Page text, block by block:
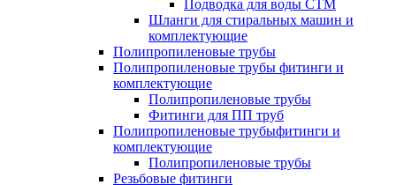
Подводка для воды СТМ
Шланги для стиральных машин и
комплектующие
Полипропиленовые трубы
Полипропиленовые трубы фитинги и
комплектующие
Полипропиленовые трубы
Фитинги для ПП труб
Полипропиленовые трубыфитинги и
комплектующие
Полипропиленовые трубы
Резьбовые фитинги